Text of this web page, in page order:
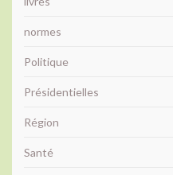
normes
Politique
Présidentielles
Région
Santé